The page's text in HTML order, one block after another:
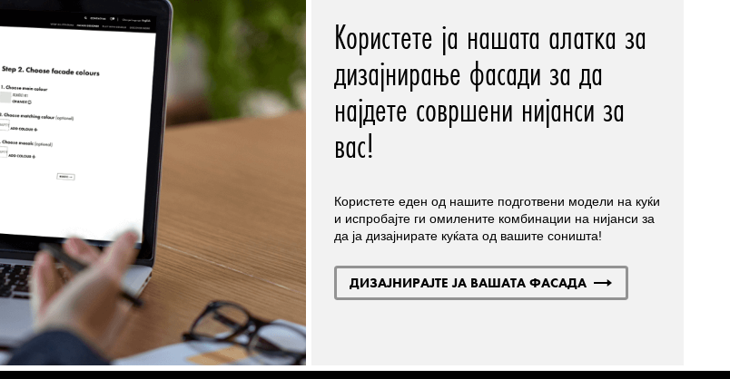
Користете ја нашата алатка за
дизајнирање фасади за да
најдете совршени нијанси за
вас!
Користете еден од нашите подготвени модели на куќи
и испробајте ги омилените комбинации на нијанси за
да ја дизајнирате куќата од вашите соништа!
ДИЗАЈНИРАЈТЕ ЈА ВАШАТА ФАСАДА